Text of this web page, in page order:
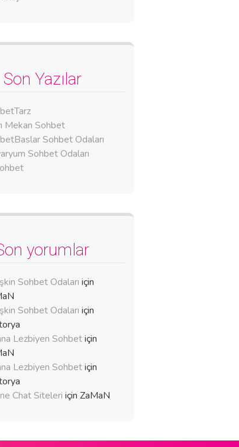
Son Yazılar
Mekan Sohbet
Sohbet Odaları
Sohbet Odaları
yorumlar
Sohbet Odaları için
Sohbet Odaları için
Lezbiyen Sohbetiçin
Lezbiyen Sohbetiçin
Chat Siteleri için ZaMaN